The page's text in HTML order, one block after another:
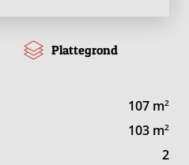
Plattegrond
107 m2
103 m2
2